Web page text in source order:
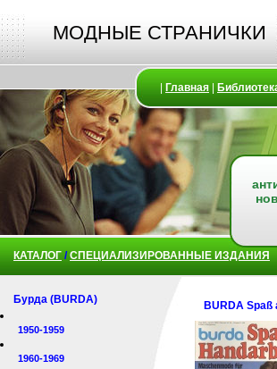
МОДНЫЕ СТРАНИЧКИ
Главная
КАТАЛОГ /СПЕЦИАЛИЗИРОВАННЫЕ ИЗДАНИЯ
Бурда (BURDA)
1950-1959
1960-1969
BURDA Spaß